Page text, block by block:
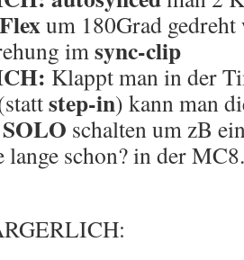
um 180Grad
imsync-clip
Klappt man in der
step-in) kann man
SOLO schalten um zB
lange schon? in der